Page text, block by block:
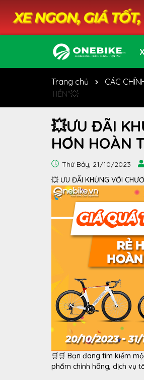
Trang chủ CÁC
TIỀN"💥
💥ƯU ĐÃI
HƠN HOÀN
Thứ Bảy, 21/10/2023
💥 ƯU ĐÃI KHỦNG VỚI
🛒️🛒 Bạn đang tìm kiếm
phẩm chính hãng, dịch vụ